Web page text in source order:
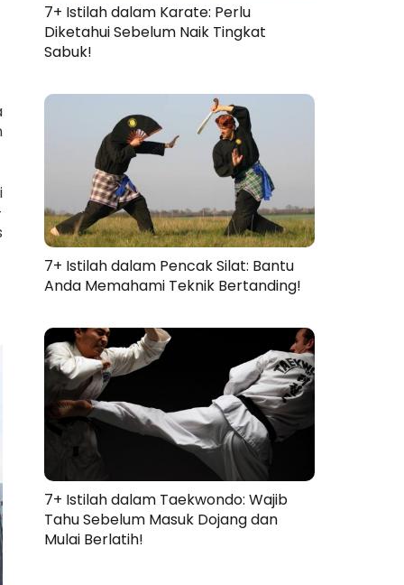
7+ Istilah dalam Karate: Perlu
Diketahui Sebelum Naik Tingkat
Sabuk!
7+ Istilah dalam Pencak Silat: Bantu
Anda Memahami Teknik Bertanding!
7+ Istilah dalam Taekwondo: Wajib
Tahu Sebelum Masuk Dojang dan
Mulai Berlatih!